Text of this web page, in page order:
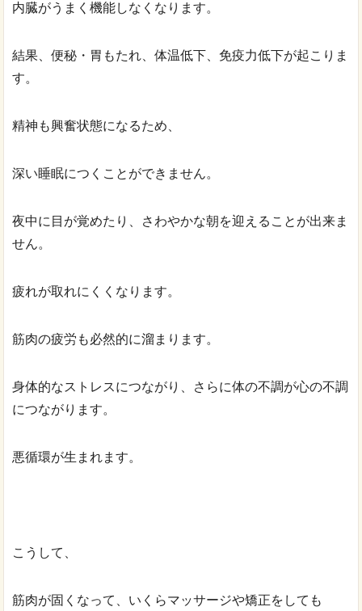
内臓がうまく機能しなくなります。
結果、便秘・胃もたれ、体温低下、免疫力低下が起こりま
す。
精神も興奮状態になるため、
深い睡眠につくことができません。
夜中に目が覚めたり、さわやかな朝を迎えることが出来ま
せん。
疲れが取れにくくなります。
筋肉の疲労も必然的に溜まります。
身体的なストレスにつながり、さらに体の不調が心の不調
につながります。
悪循環が生まれます。
こうして、
筋肉が固くなって、いくらマッサージや矯正をしても